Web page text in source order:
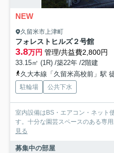
NEW
久留米市上津町
フォレストヒルズ２号館
3.8万円 管理/共益費2,800円
33.15㎡ (1R) /築22年 /2階建
久大本線「久留米高校前」駅
駐輪場 公共下水
室内設備はBS・エアコン・ネット
す。十分な園芸スペースのある専
見る
募集中の部屋